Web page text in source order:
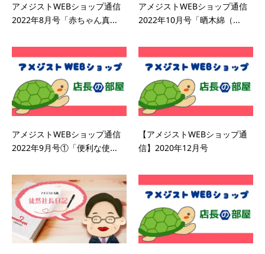
アメジストWEBショップ通信
2022年8月号「赤ちゃん真...
アメジストWEBショップ通信
2022年10月号「晒木綿（...
アメジストWEBショップ通信
2022年9月号①「便利な使...
【アメジストWEBショップ通
信】2020年12月号